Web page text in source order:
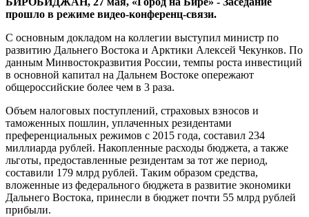
России
прошло в режиме видео-конференц-связи.
С основным докладом на коллегии выступил министр по
развитию Дальнего Востока и Арктики Алексей Чекунков. По
данным Минвостокразвития России, темпы роста инвестиций
в основной капитал на Дальнем Востоке опережают
общероссийские более чем в 3 раза.
Объем налоговых поступлений, страховых взносов и
таможенных пошлин, уплаченных резидентами
преференциальных режимов с 2015 года, составил 234
миллиарда рублей. Накопленные расходы бюджета, а также
льготы, предоставленные резидентам за тот же период,
составили 179 млрд рублей. Таким образом средства,
вложенные из федерального бюджета в развитие экономики
Дальнего Востока, принесли в бюджет почти 55 млрд рублей
прибыли.